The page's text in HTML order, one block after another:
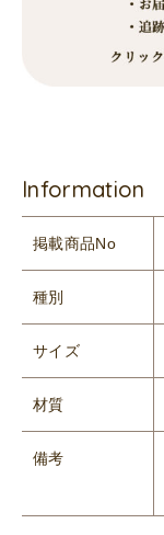
Information
掲載商品No
種別
サイズ
材質
備考